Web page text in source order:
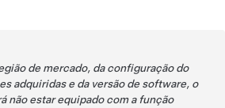
de mercado, da configuração do
adquiridas e da versão de software, o
não estar equipado com a função